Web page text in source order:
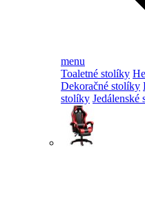
menu
Toaletné stolíky
Dekoračné stolíky
stolíky Jedálenské